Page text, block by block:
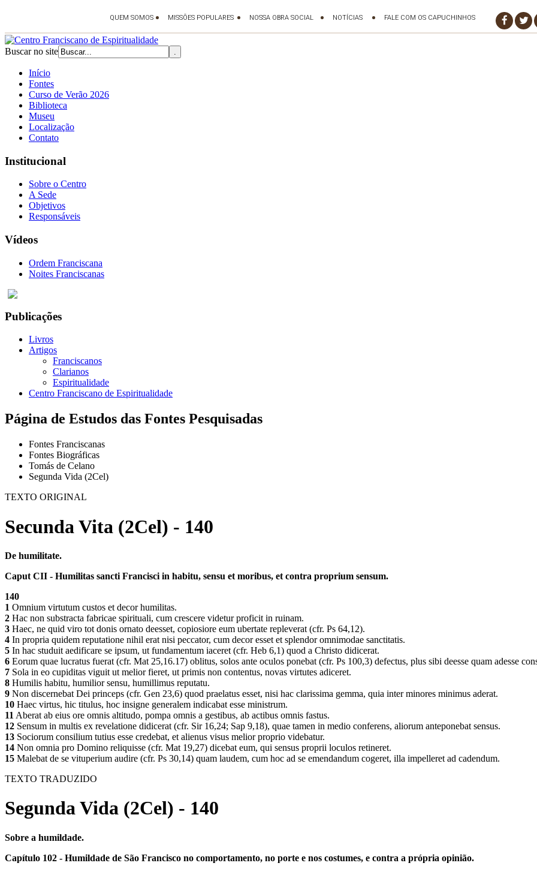
Buscar no site
Início
Fontes
Curso de Verão 2026
Biblioteca
Museu
Localização
Contato
Institucional
Sobre o Centro
A Sede
Objetivos
Responsáveis
Vídeos
Ordem Franciscana
Noites Franciscanas
Publicações
Livros
Artigos
Franciscanos
Clarianos
Espiritualidade
Centro Franciscano de Espiritualidade
Página de Estudos das Fontes Pesquisadas
Fontes Franciscanas
Fontes Biográficas
Tomás de Celano
Segunda Vida (2Cel)
TEXTO ORIGINAL
Secunda Vita (2Cel) - 140
De humilitate.
Caput CII - Humilitas sancti Francisci in habitu, sensu et moribus, et contra proprium sensum.
140
1 Omnium virtutum custos et decor humilitas.
2 Hac non substracta fabricae spirituali, cum crescere videtur proficit in ruinam.
3 Haec, ne quid viro tot donis ornato deesset, copiosiore eum ubertate repleverat (cfr. Ps 64,12).
4 In propria quidem reputatione nihil erat nisi peccator, cum decor esset et splendor omnimodae sanctitatis.
5 In hac studuit aedificare se ipsum, ut fundamentum iaceret (cfr. Heb 6,1) quod a Christo didicerat.
6 Eorum quae lucratus fuerat (cfr. Mat 25,16.17) oblitus, solos ante oculos ponebat (cfr. Ps 100,3) defectus, plus sibi deesse quam adesse
7 Sola in eo cupiditas viguit ut melior fieret, ut primis non contentus, novas virtutes adiceret.
8 Humilis habitu, humilior sensu, humillimus reputatu.
9 Non discernebat Dei princeps (cfr. Gen 23,6) quod praelatus esset, nisi hac clarissima gemma, quia inter minores minimus aderat.
10 Haec virtus, hic titulus, hoc insigne generalem indicabat esse ministrum.
11 Aberat ab eius ore omnis altitudo, pompa omnis a gestibus, ab actibus omnis fastus.
12 Sensum in multis ex revelatione didicerat (cfr. Sir 16,24; Sap 9,18), quae tamen in medio conferens, aliorum anteponebat sensus.
13 Sociorum consilium tutius esse credebat, et alienus visus melior proprio videbatur.
14 Non omnia pro Domino reliquisse (cfr. Mat 19,27) dicebat eum, qui sensus proprii loculos retineret.
15 Malebat de se vituperium audire (cfr. Ps 30,14) quam laudem, cum hoc ad se emendandum cogeret, illa impelleret ad cadendum.
TEXTO TRADUZIDO
Segunda Vida (2Cel) - 140
Sobre a humildade.
Capítulo 102 - Humildade de São Francisco no comportamento, no porte e nos costumes, e contra a própria opinião.